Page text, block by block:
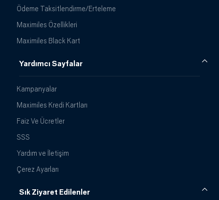
Ödeme Taksitlendirme/Erteleme
Maximiles Özellikleri
Maximiles Black Kart
Yardımcı Sayfalar
Kampanyalar
Maximiles Kredi Kartları
Faiz Ve Ücretler
SSS
Yardım ve İletişim
Çerez Ayarları
Sık Ziyaret Edilenler